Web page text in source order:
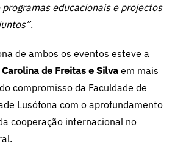
educacionais e projectos
.
de ambos os eventos esteve a
Carolina de Freitas e Silva em mais
compromisso da Faculdade de
Lusófona com o aprofundamento
cooperação internacional no